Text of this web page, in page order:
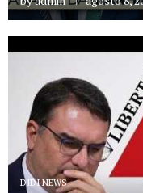
DIDI NEWS